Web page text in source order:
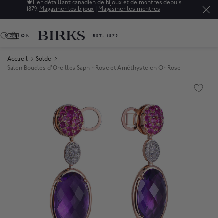
🍁 Fier détaillant canadien de bijoux et de montres depuis
1879. Magasiner les bijoux Magasiner les montres
0
Accueil
Solde
Salon Boucles d'Oreilles Saphir Rose et Améthyste en Or Rose